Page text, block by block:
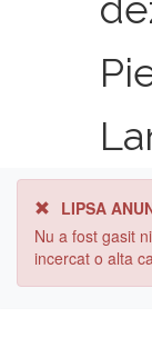
LIPSA
Nu a fost gasit
incercat o alta